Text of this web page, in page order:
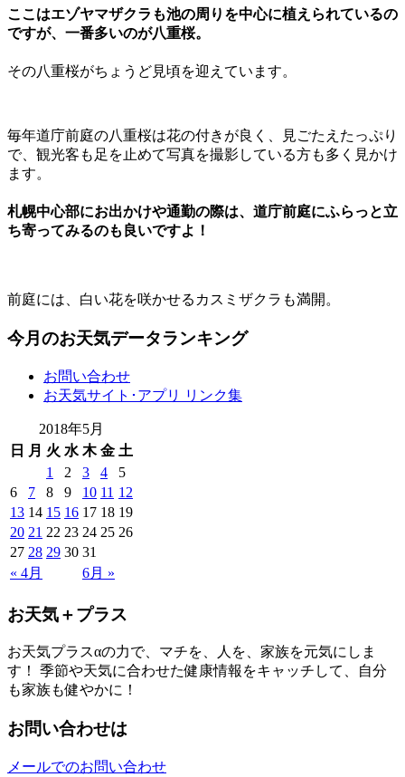
ここはエゾヤマザクラも池の周りを中心に植えられているの
ですが、一番多いのが八重桜。
その八重桜がちょうど見頃を迎えています。
毎年道庁前庭の八重桜は花の付きが良く、見ごたえたっぷり
で、観光客も足を止めて写真を撮影している方も多く見かけ
ます。
札幌中心部にお出かけや通勤の際は、道庁前庭にふらっと立
ち寄ってみるのも良いですよ！
前庭には、白い花を咲かせるカスミザクラも満開。
今月のお天気データランキング
お問い合わせ
お天気サイト･アプリ リンク集
2018年5月
日
月 火 水 木 金 土
« 4月 6月 »
1 2 3 4
5
6
7 8 9 10 11 12
13 14 15 16 17 18 19
20 21 22 23 24 25 26
27 28 29 30 31
お天気＋プラス
お天気プラスαの力で、マチを、人を、家族を元気にしま
す！ 季節や天気に合わせた健康情報をキャッチして、自分
も家族も健やかに！
お問い合わせは
メールでのお問い合わせ